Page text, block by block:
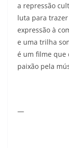
a repressão
luta para
expressão à
e uma trilha
é um filme que
paixão pela
—